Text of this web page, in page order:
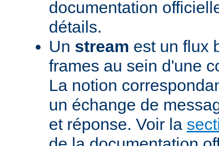
documentation
détails.
Un stream est un flux
frames au sein d'une
La notion
un échange de
et réponse. Voir la